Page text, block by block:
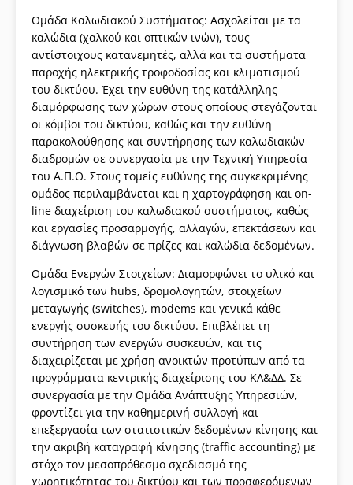
Ομάδα Καλωδιακού Συστήματος: Ασχολείται με τα
καλώδια (χαλκού και οπτικών ινών), τους
αντίστοιχους κατανεμητές, αλλά και τα συστήματα
παροχής ηλεκτρικής τροφοδοσίας και κλιματισμού
του δικτύου. Έχει την ευθύνη της κατάλληλης
διαμόρφωσης των χώρων στους οποίους στεγάζονται
οι κόμβοι του δικτύου, καθώς και την ευθύνη
παρακολούθησης και συντήρησης των καλωδιακών
διαδρομών σε συνεργασία με την Τεχνική Υπηρεσία
του Α.Π.Θ. Στους τομείς ευθύνης της συγκεκριμένης
ομάδος περιλαμβάνεται και η χαρτογράφηση και on-
line διαχείριση του καλωδιακού συστήματος, καθώς
και εργασίες προσαρμογής, αλλαγών, επεκτάσεων και
διάγνωση βλαβών σε πρίζες και καλώδια δεδομένων.
Ομάδα Ενεργών Στοιχείων: Διαμορφώνει το υλικό και
λογισμικό των hubs, δρομολογητών, στοιχείων
μεταγωγής (switches), modems και γενικά κάθε
ενεργής συσκευής του δικτύου. Επιβλέπει τη
συντήρηση των ενεργών συσκευών, και τις
διαχειρίζεται με χρήση ανοικτών προτύπων από τα
προγράμματα κεντρικής διαχείρισης του ΚΛ&ΔΔ. Σε
συνεργασία με την Ομάδα Ανάπτυξης Υπηρεσιών,
φροντίζει για την καθημερινή συλλογή και
επεξεργασία των στατιστικών δεδομένων κίνησης και
την ακριβή καταγραφή κίνησης (traffic accounting) με
στόχο τον μεσοπρόθεσμο σχεδιασμό της
χωρητικότητας του δικτύου και των προσφερόμενων